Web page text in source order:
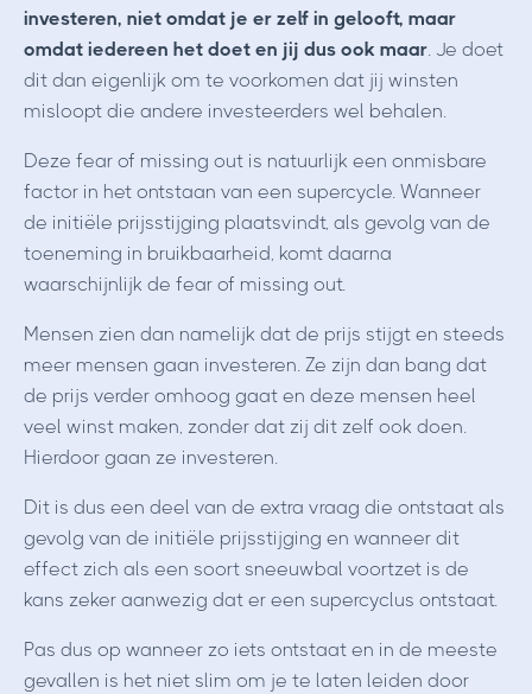
investeren, niet omdat je er zelf in gelooft, maar
omdat iedereen het doet en jij dus ook maar. Je doet
dit dan eigenlijk om te voorkomen dat jij winsten
misloopt die andere investeerders wel behalen.
Deze fear of missing out is natuurlijk een onmisbare
factor in het ontstaan van een supercycle. Wanneer
de initiële prijsstijging plaatsvindt, als gevolg van de
toeneming in bruikbaarheid, komt daarna
waarschijnlijk de fear of missing out.
Mensen zien dan namelijk dat de prijs stijgt en steeds
meer mensen gaan investeren. Ze zijn dan bang dat
de prijs verder omhoog gaat en deze mensen heel
veel winst maken, zonder dat zij dit zelf ook doen.
Hierdoor gaan ze investeren.
Dit is dus een deel van de extra vraag die ontstaat als
gevolg van de initiële prijsstijging en wanneer dit
effect zich als een soort sneeuwbal voortzet is de
kans zeker aanwezig dat er een supercyclus ontstaat.
Pas dus op wanneer zo iets ontstaat en in de meeste
gevallen is het niet slim om je te laten leiden door